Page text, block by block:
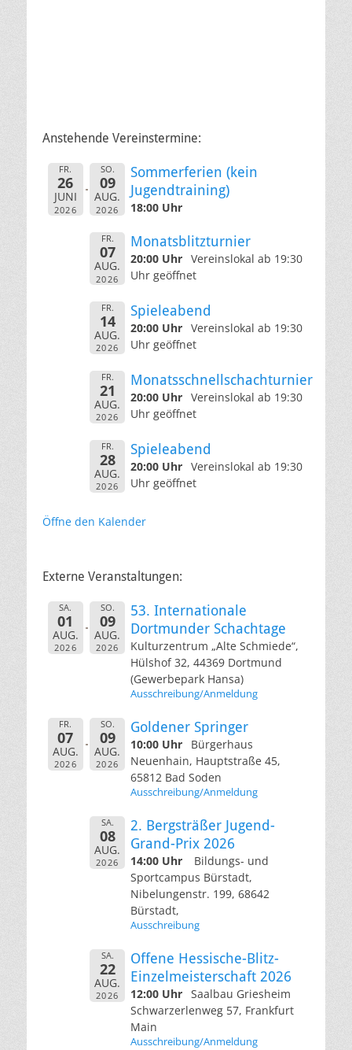
Anstehende Vereinstermine:
FR.
26
JUNI
2026
SO.
09
AUG.
2026
Sommerferien (kein
Jugendtraining)
18:00 Uhr
FR.
07
AUG.
2026
Monatsblitzturnier
20:00 Uhr Vereinslokal ab 19:30
Uhr geöffnet
FR.
14
AUG.
2026
Spieleabend
20:00 Uhr Vereinslokal ab 19:30
Uhr geöffnet
FR.
21
AUG.
2026
Monatsschnellschachturnier
20:00 Uhr Vereinslokal ab 19:30
Uhr geöffnet
FR.
28
AUG.
2026
Spieleabend
20:00 Uhr Vereinslokal ab 19:30
Uhr geöffnet
Öffne den Kalender
Externe Veranstaltungen:
SA.
01
AUG.
2026
SO.
09
AUG.
2026
53. Internationale
Dortmunder Schachtage
Kulturzentrum „Alte Schmiede“,
Hülshof 32, 44369 Dortmund
(Gewerbepark Hansa)
Ausschreibung/Anmeldung
FR.
07
AUG.
2026
SO.
09
AUG.
2026
Goldener Springer
10:00 Uhr
Bürgerhaus
Neuenhain, Hauptstraße 45,
65812 Bad Soden
Ausschreibung/Anmeldung
SA.
08
AUG.
2026
2. Bergsträßer Jugend-
Grand-Prix 2026
14:00 Uhr
Bildungs- und
Sportcampus Bürstadt,
Nibelungenstr. 199, 68642
Bürstadt,
Ausschreibung
SA.
22
AUG.
2026
Offene Hessische-Blitz-
Einzelmeisterschaft 2026
12:00 Uhr Saalbau Griesheim
Schwarzerlenweg 57, Frankfurt
Main
Ausschreibung/Anmeldung